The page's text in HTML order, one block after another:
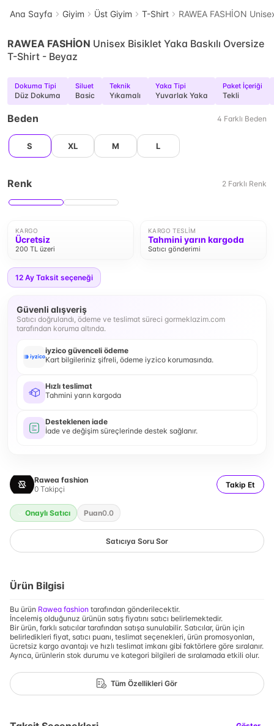
Ana Sayfa Giyim Üst Giyim T-Shirt RAWEA FASHİON
RAWEA FASHİON Unisex Bisiklet Yaka Baskılı Oversize
T-Shirt - Beyaz
Dokuma Tipi
Düz Dokuma
Siluet
Basic
Teknik
Yıkamalı
Yaka Tipi
Yuvarlak Yaka
Paket İçeriği
Tekli
Beden 4 Farklı Beden
S XL M L
Renk 2 Farklı Renk
KARGO
Ücretsiz
200 TL üzeri
KARGO TESLIM
Tahmini yarın kargoda
Satıcı gönderimi
12 Ay Taksit seçeneği
Güvenli alışveriş
Satıcı doğrulandı, ödeme ve teslimat süreci gormeklazim.com
tarafından koruma altında.
iyzico güvenceli ödeme
Kart bilgileriniz şifreli, ödeme iyzico korumasında.
Hızlı teslimat
Tahmini yarın kargoda
Desteklenen iade
İade ve değişim süreçlerinde destek sağlanır.
Rawea fashion
0 Takipçi Takip Et
Onaylı Satıcı Puan0.0
Satıcıya Soru Sor
Ürün Bilgisi
Bu ürün Rawea fashion tarafından gönderilecektir.
İncelemiş olduğunuz ürünün satış fiyatını satıcı belirlemektedir.
Bir ürün, farklı satıcılar tarafından satışa sunulabilir. Satıcılar, ürün için
belirledikleri fiyat, satıcı puanı, teslimat seçenekleri, ürün promosyonları,
ücretsiz kargo avantajı ve hızlı teslimat imkanı gibi faktörlere göre sıralanır.
Ayrıca, ürünlerin stok durumu ve kategori bilgileri de sıralamada etkili olur.
Tüm Özellikleri Gör